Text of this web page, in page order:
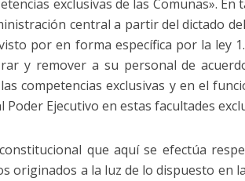
exclusivas de las Comunas».
central a partir del dictado
por en forma específica por la ley
y remover a su personal de
competencias exclusivas y en el
Poder Ejecutivo en estas facultades
que aquí se efectúa
originados a la luz de lo dispuesto en